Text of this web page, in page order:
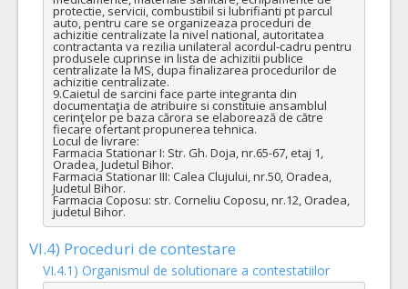
protectie, servicii, combustibil si lubrifianti pt parcul
auto, pentru care se organizeaza proceduri de
achizitie centralizate la nivel national, autoritatea
contractanta va rezilia unilateral acordul-cadru pentru
produsele cuprinse in lista de achizitii publice
centralizate la MS, dupa finalizarea procedurilor de
achizitie centralizate.
9.Caietul de sarcini face parte integranta din
documentaţia de atribuire si constituie ansamblul
cerinţelor pe baza cărora se elaborează de către
fiecare ofertant propunerea tehnica.
Locul de livrare:
Farmacia Stationar I: Str. Gh. Doja, nr.65-67, etaj 1,
Oradea, Judetul Bihor.
Farmacia Stationar III: Calea Clujului, nr.50, Oradea,
Judetul Bihor.
Farmacia Coposu: str. Corneliu Coposu, nr.12, Oradea,
judetul Bihor.
VI.4) Proceduri de contestare
VI.4.1) Organismul de solutionare a contestatiilor